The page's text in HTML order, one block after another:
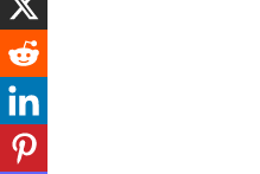
キ
プ